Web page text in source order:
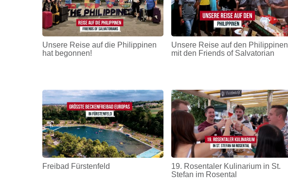
Unsere Reise auf die Philippinen
hat begonnen!
Unsere Reise auf den Philippinen
mit den Friends of Salvatorian
Freibad Fürstenfeld
19. Rosentaler Kulinarium in St.
Stefan im Rosental